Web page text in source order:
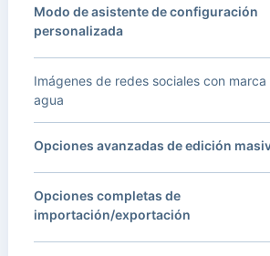
Modo de asistente de configuración
personalizada
Imágenes de redes sociales con marca
agua
Opciones avanzadas de edición
Opciones completas de
importación/exportación